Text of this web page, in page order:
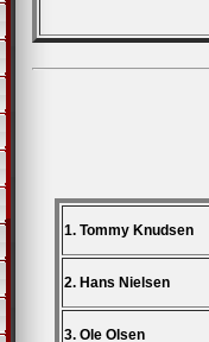
1. Tommy Knudsen
2. Hans Nielsen
3. Ole Olsen